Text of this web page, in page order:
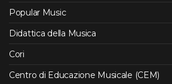
Popular Music
Didattica della Musica
Cori
Centro di Educazione Musicale (CEM)